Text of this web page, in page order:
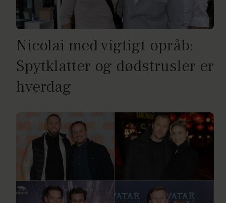
Nicolai med vigtigt opråb:
Spytklatter og dødstrusler er
hverdag